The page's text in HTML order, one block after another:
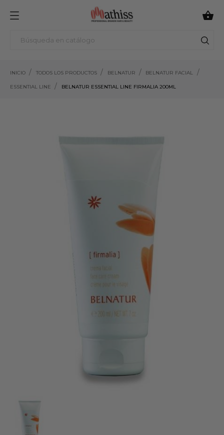

INICIO TODOS LOS PRODUCTOS BELNATUR BELNATUR FACIAL
ESSENTIAL LINE BELNATUR ESSENTIAL LINE FIRMALIA 200ML